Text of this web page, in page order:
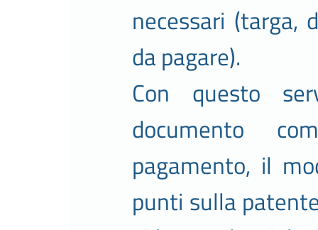
necessari (targa,
da pagare).
Con questo
documento
pagamento, il
punti sulla